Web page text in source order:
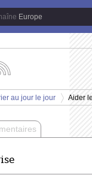
Europe
au jour le jour
>
Aider